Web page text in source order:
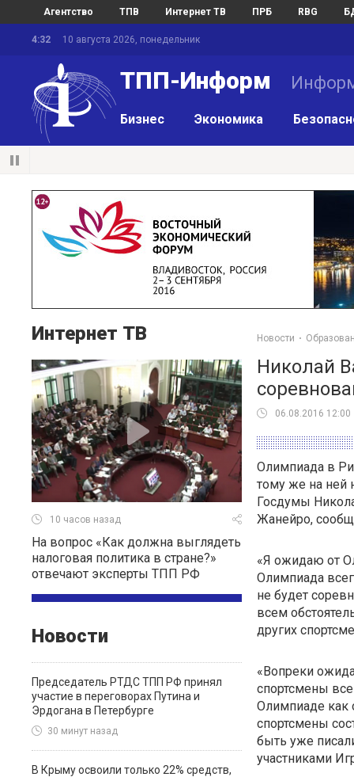
Агентство ТПВ Интернет ТВ ПРБ RBG
4:32 10 августа 2026, понедельник
ТПП-Информ
Бизнес Экономика
Интернет ТВ
10 часов назад
На вопрос «Как должна выглядеть
налоговая политика в стране?»
отвечают эксперты ТПП РФ
Новости
Председатель РТДС ТПП РФ принял
участие в переговорах Путина и
Эрдогана в Петербурге
30 минут назад
В Крыму освоили только 22% средств,
Новости
Николай
06.08.2016 12:00
Олимпиада в
тому же на ней
Госдумы
Жанейро,
«Я ожидаю от
Олимпиада
не будет
всем
других
«Вопреки
спортсмены
Олимпиаде как
спортсмены
быть уже
участниками